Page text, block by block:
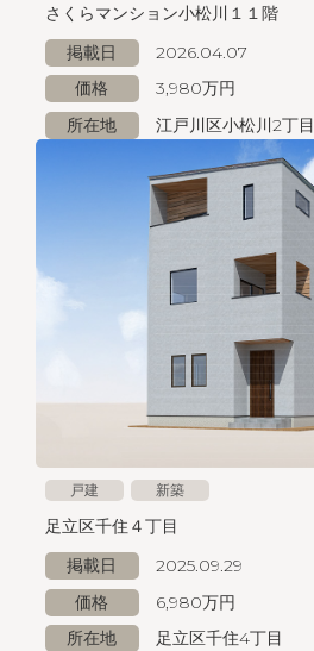
さくらマンション小松川１１階
掲載日
2026.04.07
価格
3,980万円
所在地
江戸川区小松川2丁目
足立区千住４丁目
掲載日
2025.09.29
価格
6,980万円
所在地
足立区千住4丁目
戸建 新築